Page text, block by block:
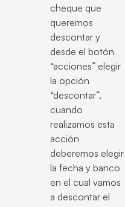
cheque que
queremos
descontar y
desde el botón
“acciones” elegir
la opción
“descontar”,
cuando
realizamos esta
acción
deberemos elegir
la fecha y banco
en el cual vamos
a descontar el